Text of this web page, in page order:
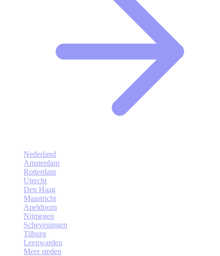
Nederland
Amsterdam
Rotterdam
Utrecht
Den Haag
Maastricht
Apeldoorn
Nijmegen
Scheveningen
Tilburg
Leeuwarden
Meer steden